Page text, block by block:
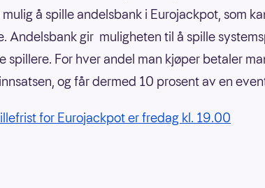
å spille andelsbank i Eurojackpot, som
Andelsbank gir muligheten til å spille
spillere. For hver andel man kjøper betaler
og får dermed 10 prosent av en
for Eurojackpot er fredag kl. 19.00